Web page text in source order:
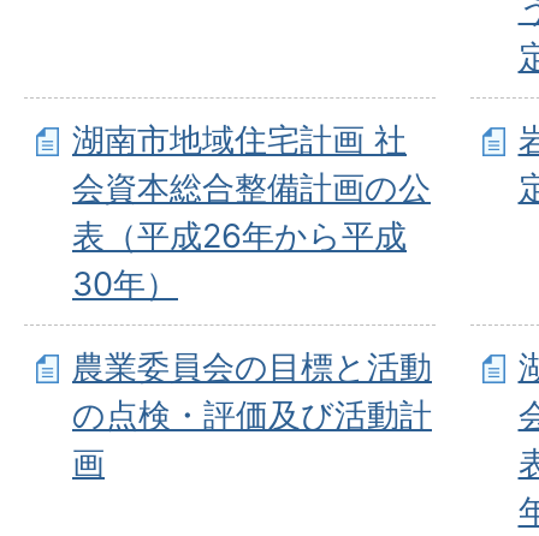
湖南市地域住宅計画 社
会資本総合整備計画の公
表（平成26年から平成
30年）
農業委員会の目標と活動
の点検・評価及び活動計
画